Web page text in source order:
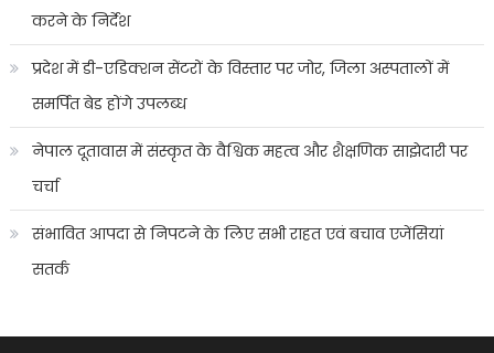
करने के निर्देश
प्रदेश में डी-एडिक्शन सेंटरों के विस्तार पर जोर, जिला अस्पतालों में
समर्पित बेड होंगे उपलब्ध
नेपाल दूतावास में संस्कृत के वैश्विक महत्व और शैक्षणिक साझेदारी पर
चर्चा
संभावित आपदा से निपटने के लिए सभी राहत एवं बचाव एजेंसियां
सतर्क